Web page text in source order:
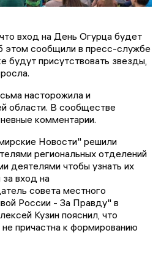
вход на День Огурца будет
этом сообщили в пресс-службе
будут присутствовать звезды,
насторожила и
области. В сообществе
комментарии.
Новости" решили
региональных отделений
деятелями чтобы узнать их
вход на
совета местного
России - За Правду" в
Кузин пояснил, что
причастна к формированию